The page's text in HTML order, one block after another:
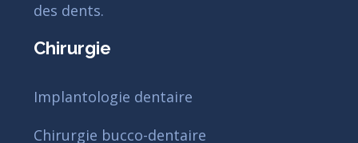
des dents.
Chirurgie
Implantologie dentaire
Chirurgie bucco-dentaire